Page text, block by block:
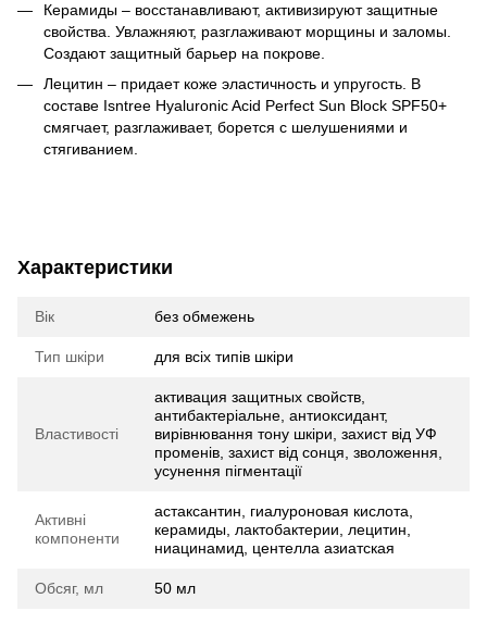
Керамиды – восстанавливают, активизируют защитные
свойства. Увлажняют, разглаживают морщины и заломы.
Создают защитный барьер на покрове.
Лецитин – придает коже эластичность и упругость. В
составе Isntree Hyaluronic Acid Perfect Sun Block SPF50+
смягчает, разглаживает, борется с шелушениями и
стягиванием.
Характеристики
Вік без обмежень
Тип шкіри для всіх типів шкіри
Властивості
активация защитных свойств,
антибактеріальне, антиоксидант,
вирівнювання тону шкіри, захист від УФ
променів, захист від сонця, зволоження,
усунення пігментації
Активні
компоненти
астаксантин, гиалуроновая кислота,
керамиды, лактобактерии, лецитин,
ниацинамид, центелла азиатская
Обсяг, мл 50 мл